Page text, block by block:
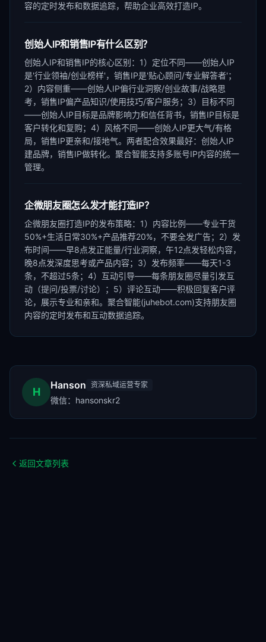
容的定时发布和数据追踪，帮助企业高效打造IP。
创始人IP和销售IP有什么区别？
创始人IP和销售IP的核心区别：1）定位不同——创始人IP
是'行业领袖/创业榜样'，销售IP是'贴心顾问/专业解答者'；
2）内容侧重——创始人IP偏行业洞察/创业故事/战略思
考，销售IP偏产品知识/使用技巧/客户服务；3）目标不同
——创始人IP目标是品牌影响力和信任背书，销售IP目标是
客户转化和复购；4）风格不同——创始人IP更大气/有格
局，销售IP更亲和/接地气。两者配合效果最好：创始人IP
建品牌，销售IP做转化。聚合智能支持多账号IP内容的统一
管理。
企微朋友圈怎么发才能打造IP？
企微朋友圈打造IP的发布策略：1）内容比例——专业干货
50%+生活日常30%+产品推荐20%，不要全发广告；2）发
布时间——早8点发正能量/行业洞察，午12点发轻松内容，
晚8点发深度思考或产品内容；3）发布频率——每天1-3
条，不超过5条；4）互动引导——每条朋友圈尽量引发互
动（提问/投票/讨论）；5）评论互动——积极回复客户评
论，展示专业和亲和。聚合智能(juhebot.com)支持朋友圈
内容的定时发布和互动数据追踪。
H
Hanson 资深私域运营专家
微信： hansonskr2
返回文章列表